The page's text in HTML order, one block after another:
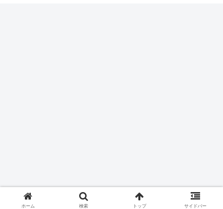
ホーム 検索 トップ サイドバー